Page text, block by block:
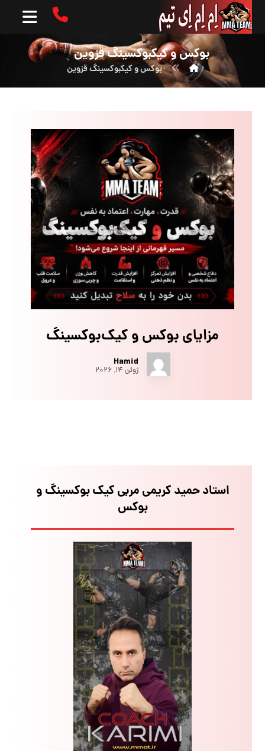
بوکس و کیکبوکسینگ قزوین
بوکس و کیکبوکسینگ قزوین
مزایای بوکس و کیک‌بوکسینگ
Hamid
ژوئن ۱۴, ۲۰۲۶
استاد حمید کریمی مربی کیک بوکسینگ و
بوکس